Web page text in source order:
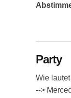
Party
Wie
-->